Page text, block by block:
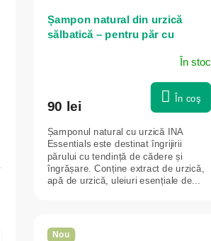
Șampon natural din urzică
sălbatică – pentru păr cu
În stoc
90 lei În coş
Șamponul natural cu urzică INA
Essentials este destinat îngrijirii
părului cu tendință de cădere și
îngrășare. Conține extract de urzică,
apă de urzică, uleiuri esențiale de...
Nou